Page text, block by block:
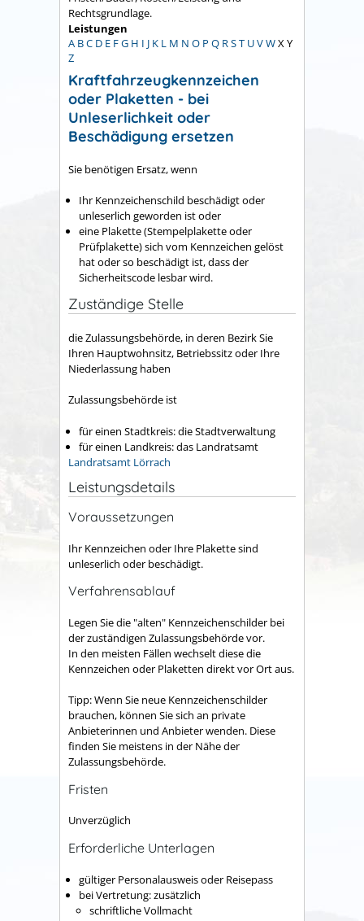
Rechtsgrundlage.
Leistungen
A BC D E FG H I J K L M N O P Q RST UVWX Y
Z
Kraftfahrzeugkennzeichen
oder Plaketten - bei
Unleserlichkeit oder
Beschädigung ersetzen
Sie benötigen Ersatz, wenn
Ihr Kennzeichenschild beschädigt oder
unleserlich geworden ist oder
eine Plakette(Stempelplakette oder
Prüfplakette)sich vom Kennzeichen gelöst
hat oder so beschädigt ist, dass der
Sicherheitscode lesbar wird.
Zuständige Stelle
die Zulassungsbehörde, in deren Bezirk Sie
Ihren Hauptwohnsitz, Betriebssitz oder Ihre
Niederlassung haben
Zulassungsbehörde ist
für einen Stadtkreis: die Stadtverwaltung
für einen Landkreis: das Landratsamt
Landratsamt Lörrach
Leistungsdetails
Voraussetzungen
Ihr Kennzeichen oder Ihre Plakette sind
unleserlich oder beschädigt.
Verfahrensablauf
Legen Sie die "alten" Kennzeichenschilder bei
der zuständigen Zulassungsbehörde vor.
In den meisten Fällen wechselt diese die
Kennzeichen oder Plaketten direkt vor Ort aus.
Tipp:Wenn Sie neue Kennzeichenschilder
brauchen, können Sie sich an private
Anbieterinnen und Anbieter wenden. Diese
finden Sie meistens in der Nähe der
Zulassungsbehörde.
Fristen
Unverzüglich
Erforderliche Unterlagen
gültiger Personalausweis oder Reisepass
bei Vertretung: zusätzlich
schriftliche Vollmacht